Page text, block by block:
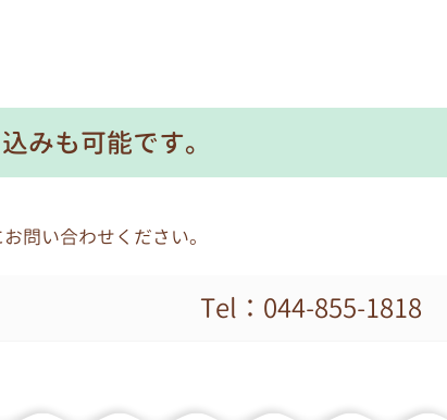
部に委託する場合は、個人情報を適正に取り扱っ
ともに、適切な管理を実施します。
任者とし、各園の個人情報保護活動の実施および
するための方針、規則、計画、実施、監査および
窓口
みも可能です。
問い合わせください。
Tel：044-855-1818